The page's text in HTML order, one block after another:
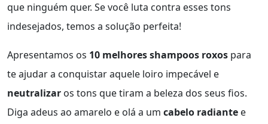
que ninguém quer. Se você luta contra esses tons
indesejados, temos a solução perfeita!
Apresentamos os 10 melhores shampoos roxos para
te ajudar a conquistar aquele loiro impecável e
neutralizar os tons que tiram a beleza dos seus fios.
Diga adeus ao amarelo e olá a um cabelo radiante e